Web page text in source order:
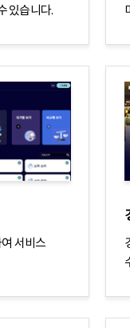
있습니다.
서비스